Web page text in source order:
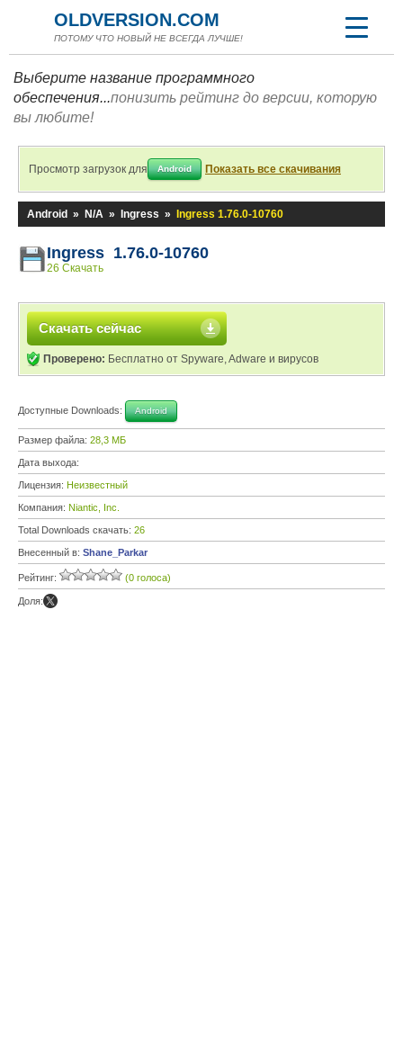
OLDVERSION.COM
ПОТОМУ ЧТО НОВЫЙ НЕ ВСЕГДА ЛУЧШЕ!
Выберите название программного
обеспечения...понизить рейтинг до версии, которую
вы любите!
Просмотр загрузок для Android Показать все скачивания
Android » N/A » Ingress » Ingress 1.76.0-10760
Ingress 1.76.0-10760
26 Скачать
Скачать сейчас
Проверено: Бесплатно от Spyware, Adware и вирусов
Доступные Downloads: Android
Размер файла: 28,3 МБ
Дата выхода:
Лицензия: Неизвестный
Компания: Niantic, Inc.
Total Downloads скачать: 26
Внесенный в: Shane_Parkar
Рейтинг: (0 голоса)
Доля: